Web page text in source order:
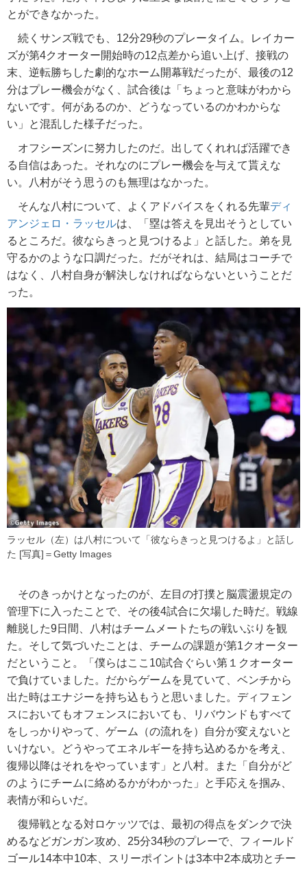
とができなかった。
続くサンズ戦でも、12分29秒のプレータイム。レイカー
ズが第4クオーター開始時の12点差から追い上げ、接戦の
末、逆転勝ちした劇的なホーム開幕戦だったが、最後の12
分はプレー機会がなく、試合後は「ちょっと意味がわから
ないです。何があるのか、どうなっているのかわからな
い」と混乱した様子だった。
オフシーズンに努力したのだ。出してくれれば活躍でき
る自信はあった。それなのにプレー機会を与えて貰えな
い。八村がそう思うのも無理はなかった。
そんな八村について、よくアドバイスをくれる先輩ディ
アンジェロ・ラッセルは、「塁は答えを見出そうとしてい
るところだ。彼ならきっと見つけるよ」と話した。弟を見
守るかのような口調だった。だがそれは、結局はコーチで
はなく、八村自身が解決しなければならないということだ
った。
ラッセル（左）は八村について「彼ならきっと見つけるよ」と話し
た [写真]＝Getty Images
そのきっかけとなったのが、左目の打撲と脳震盪規定の
管理下に入ったことで、その後4試合に欠場した時だ。戦線
離脱した9日間、八村はチームメートたちの戦いぶりを観
た。そして気づいたことは、チームの課題が第1クオーター
だということ。「僕らはここ10試合ぐらい第１クオーター
で負けていました。だからゲームを見ていて、ベンチから
出た時はエナジーを持ち込もうと思いました。ディフェン
スにおいてもオフェンスにおいても、リバウンドもすべて
をしっかりやって、ゲーム（の流れを）自分が変えないと
いけない。どうやってエネルギーを持ち込めるかを考え、
復帰以降はそれをやっています」と八村。また「自分がど
のようにチームに絡めるかがわかった」と手応えを掴み、
表情が和らいだ。
復帰戦となる対ロケッツでは、最初の得点をダンクで決
めるなどガンガン攻め、25分34秒のプレーで、フィールド
ゴール14本中10本、スリーポイントは3本中2本成功とチー